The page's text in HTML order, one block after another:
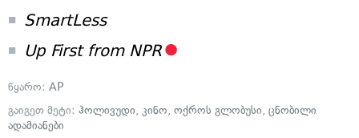
SmartLess
Up First from NPR
წყარო: AP
გაიგეთ მეტი: ჰოლივუდი, კინო, ოქროს გლობუსი, ცნობილი
ადამიანები